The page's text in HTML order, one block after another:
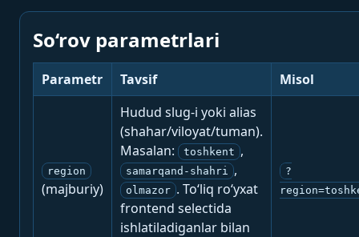
So‘rov parametrlari
Parametr Tavsif Misol
region
(majburiy)
Hudud slug-i yoki alias
(shahar/viloyat/tuman).
Masalan:
toshkent ,
samarqand-shahri ,
olmazor . To‘liq ro‘yxat
frontend selectida
ishlatiladiganlar bilan
?